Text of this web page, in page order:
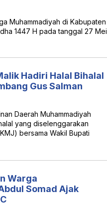
Muhammadiyah di Kabupaten
1447 H pada tanggal 27 Mei
Hadiri Halal Bihalal
Gus Salman
Daerah Muhammadiyah
yang diselenggarakan
bersama Wakil Bupati
Warga
Somad Ajak